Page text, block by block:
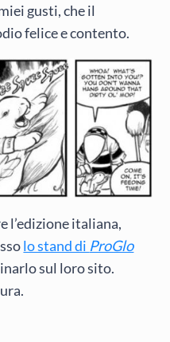
gusti, che il
felice e contento.
l’edizione italiana,
lo stand di ProGlo
sul loro sito.